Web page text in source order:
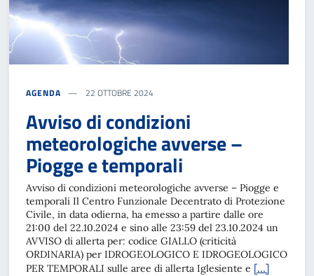
AGENDA 22 OTTOBRE 2024
Avviso di condizioni
meteorologiche avverse –
Piogge e temporali
Avviso di condizioni meteorologiche avverse – Piogge e
temporali Il Centro Funzionale Decentrato di Protezione
Civile, in data odierna, ha emesso a partire dalle ore
21:00 del 22.10.2024 e sino alle 23:59 del 23.10.2024 un
AVVISO di allerta per: codice GIALLO (criticità
ORDINARIA) per IDROGEOLOGICO E IDROGEOLOGICO
PER TEMPORALI sulle aree di allerta Iglesiente e […]